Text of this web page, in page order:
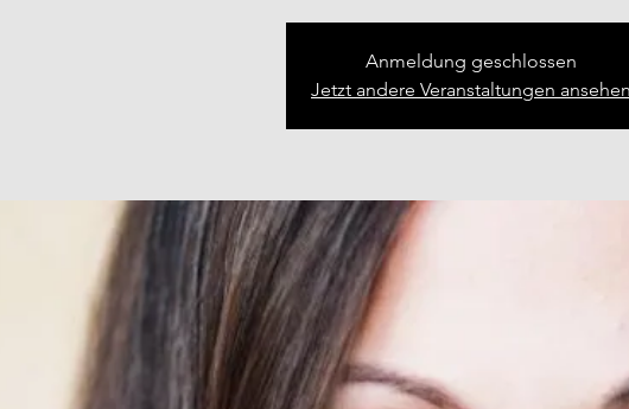
Anmeldung geschlossen
Jetzt andere Veranstaltungen ansehen